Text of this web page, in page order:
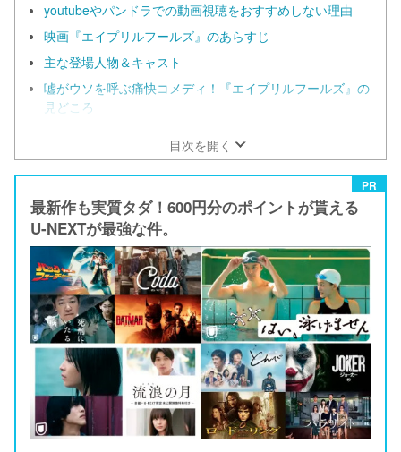
youtubeやパンドラでの動画視聴をおすすめしない理由
映画『エイプリルフールズ』のあらすじ
主な登場人物＆キャスト
嘘がウソを呼ぶ痛快コメディ！『エイプリルフールズ』の
見どころ
目次を開く
PR
最新作も実質タダ！600円分のポイントが貰える
U-NEXTが最強な件。